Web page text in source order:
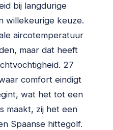
bij langdurige
willekeurige keuze.
aircotemperatuur
maar dat heeft
27
comfort eindigt
wat het tot een
maakt, zij het een
Spaanse hittegolf.